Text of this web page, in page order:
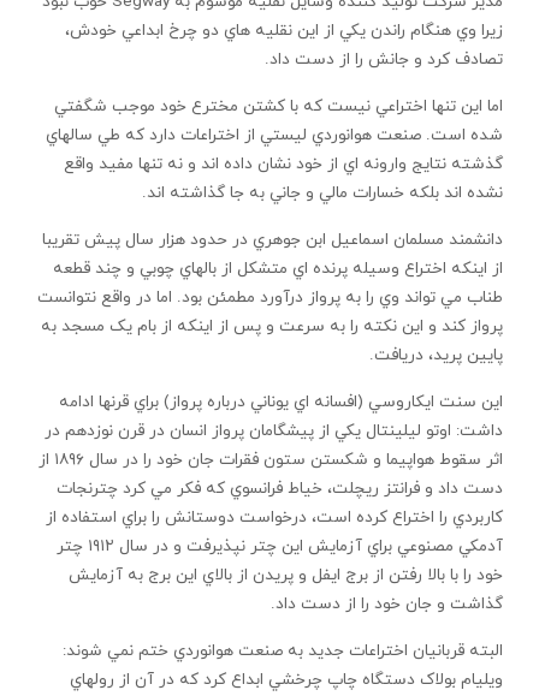
زيرا وي هنگام راندن يکي از اين نقليه هاي دو چرخ ابداعي خودش،
تصادف کرد و جانش را از دست داد.
اما اين تنها اختراعي نيست که با کشتن مخترع خود موجب شگفتي
شده است. صنعت هوانوردي ليستي از اختراعات دارد که طي سالهاي
گذشته نتايج وارونه اي از خود نشان داده اند و نه تنها مفيد واقع
نشده اند بلکه خسارات مالي و جاني به جا گذاشته اند.
دانشمند مسلمان اسماعيل ابن جوهري در حدود هزار سال پيش تقريبا
از اينکه اختراع وسيله پرنده اي متشکل از بالهاي چوبي و چند قطعه
طناب مي تواند وي را به پرواز درآورد مطمئن بود. اما در واقع نتوانست
پرواز کند و اين نکته را به سرعت و پس از اينکه از بام يک مسجد به
پايين پريد، دريافت.
اين سنت ايکاروسي (افسانه اي يوناني درباره پرواز) براي قرنها ادامه
داشت: اوتو ليلينتال يکي از پيشگامان پرواز انسان در قرن نوزدهم در
اثر سقوط هواپيما و شکستن ستون فقرات جان خود را در سال ۱۸۹۶ از
دست داد و فرانتز ريچلت، خياط فرانسوي که فکر مي کرد چترنجات
کاربردي را اختراع کرده است، درخواست دوستانش را براي استفاده از
آدمکي مصنوعي براي آزمايش اين چتر نپذيرفت و در سال ۱۹۱۲ چتر
خود را با بالا رفتن از برج ايفل و پريدن از بالاي اين برج به آزمايش
گذاشت و جان خود را از دست داد.
البته قربانيان اختراعات جديد به صنعت هوانوردي ختم نمي شوند:
ويليام بولاک دستگاه چاپ چرخشي ابداع کرد که در آن از رولهاي